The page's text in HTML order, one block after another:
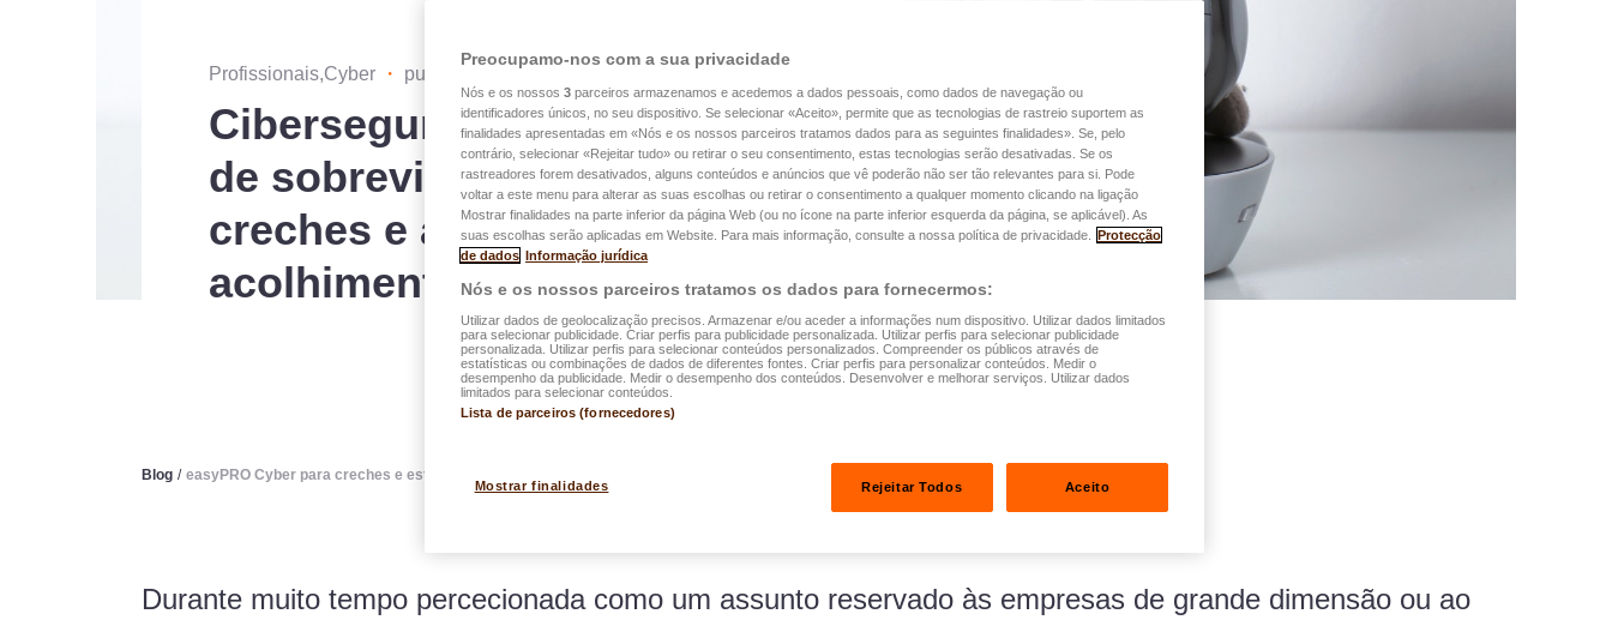
Profissionais,Cyber ・ publicado no 24.04.2026
Cibersegurança: uma questão
de sobrevivência para as
creches e as estruturas de
acolhimento
Blog / easyPRO Cyber para creches e estruturas de acolhimento
Durante muito tempo percecionada como um assunto reservado às empresas de grande dimensão ou ao
Preocupamo-nos com a sua privacidade
Nós e os nossos 3 parceiros armazenamos e acedemos a dados pessoais, como dados de navegação ou
identificadores únicos, no seu dispositivo. Se selecionar «Aceito», permite que as tecnologias de rastreio suportem as
finalidades apresentadas em «Nós e os nossos parceiros tratamos dados para as seguintes finalidades». Se, pelo
contrário, selecionar «Rejeitar tudo» ou retirar o seu consentimento, estas tecnologias serão desativadas. Se os
rastreadores forem desativados, alguns conteúdos e anúncios que vê poderão não ser tão relevantes para si. Pode
voltar a este menu para alterar as suas escolhas ou retirar o consentimento a qualquer momento clicando na ligação
Mostrar finalidades na parte inferior da página Web (ou no ícone na parte inferior esquerda da página, se aplicável). As
suas escolhas serão aplicadas em Website. Para mais informação, consulte a nossa política de privacidade.
Protecção
de dados Informação jurídica
Nós e os nossos parceiros tratamos os dados para fornecermos:
Utilizar dados de geolocalização precisos. Armazenar e/ou aceder a informações num dispositivo. Utilizar dados limitados
para selecionar publicidade. Criar perfis para publicidade personalizada. Utilizar perfis para selecionar publicidade
personalizada. Utilizar perfis para selecionar conteúdos personalizados. Compreender os públicos através de
estatísticas ou combinações de dados de diferentes fontes. Criar perfis para personalizar conteúdos. Medir o
desempenho da publicidade. Medir o desempenho dos conteúdos. Desenvolver e melhorar serviços. Utilizar dados
limitados para selecionar conteúdos.
Lista de parceiros (fornecedores)
Mostrar finalidades Rejeitar Todos Aceito